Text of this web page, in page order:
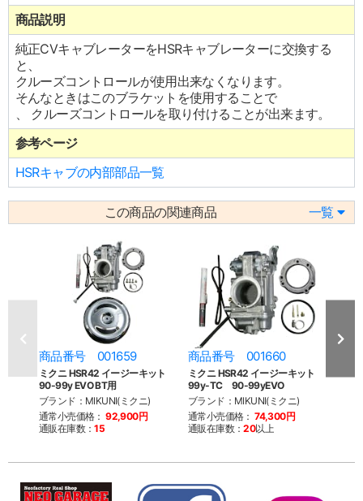
商品説明
純正CVキャブレーターをHSRキャブレーターに交換する
と、
クルーズコントロールが使用出来なくなります。
そんなときはこのブラケットを使用することで
、 クルーズコントロールを取り付けることが出来ます。
参考ページ
HSRキャブの内部部品一覧
この商品の関連商品 一覧
商品番号 001659
ミクニ HSR42 イージーキット
90-99y EVO BT用
ブランド：MIKUNI(ミクニ)
通常小売価格： 92,900円
通販在庫数：15
商品番号 001660
ミクニ HSR42 イージーキット
99y-TC 90-99yEVO
ブランド：MIKUNI(ミクニ)
通常小売価格： 74,300円
通販在庫数：20以上